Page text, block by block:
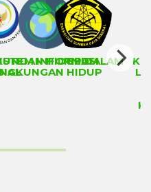
HIDUP DALAM
INFORMASI
HIDUP
ESDM